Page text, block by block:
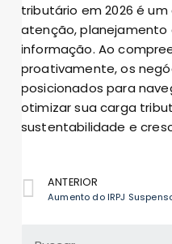
tributário em 2026 é
atenção, planejamento
informação. Ao
proativamente, os
posicionados para
otimizar sua carga
sustentabilidade e
ANTERIOR